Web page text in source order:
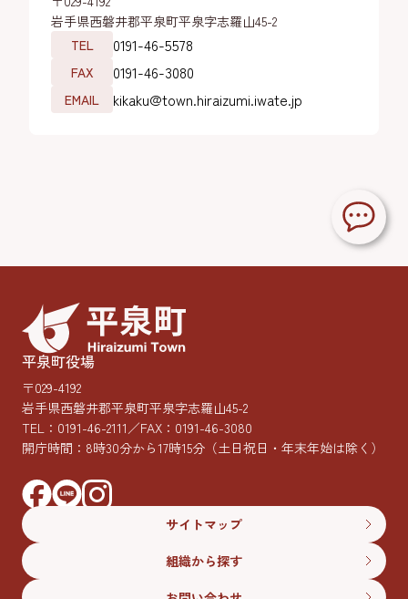
岩手県西磐井郡平泉町平泉字志羅山45-2
TEL
0191-46-5578
FAX 0191-46-3080
EMAIL kikaku@town.hiraizumi.iwate.jp
平泉町役場
〒029-4192
岩手県西磐井郡平泉町平泉字志羅山45-2
TEL： 0191-46-2111／FAX：0191-46-3080
開庁時間：8時30分から17時15分 （土日祝日・年末年始は除く）
サイトマップ
組織から探す